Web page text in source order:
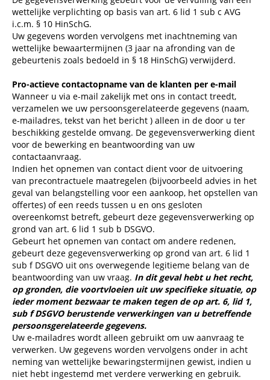
wettelijke verplichting op basis van art. 6 lid 1 sub c AVG
i.c.m. § 10 HinSchG.
Uw gegevens worden vervolgens met inachtneming van
wettelijke bewaartermijnen (3 jaar na afronding van de
gebeurtenis zoals bedoeld in § 18 HinSchG) verwijderd.
Pro-actieve contactopname van de klanten per e-mail
Wanneer u via e-mail zakelijk met ons in contact treedt,
verzamelen we uw persoonsgerelateerde gegevens (naam,
e-mailadres, tekst van het bericht ) alleen in de door u ter
beschikking gestelde omvang. De gegevensverwerking dient
voor de bewerking en beantwoording van uw
contactaanvraag.
Indien het opnemen van contact dient voor de uitvoering
van precontractuele maatregelen (bijvoorbeeld advies in het
geval van belangstelling voor een aankoop, het opstellen van
offertes) of een reeds tussen u en ons gesloten
overeenkomst betreft, gebeurt deze gegevensverwerking op
grond van art. 6 lid 1 sub b DSGVO.
Gebeurt het opnemen van contact om andere redenen,
gebeurt deze gegevensverwerking op grond van art. 6 lid 1
sub f DSGVO uit ons overwegende legitieme belang van de
beantwoording van uw vraag. In dit geval hebt u het recht,
op gronden, die voortvloeien uit uw specifieke situatie, op
ieder moment bezwaar te maken tegen de op art. 6, lid 1,
sub f DSGVO berustende verwerkingen van u betreffende
persoonsgerelateerde gegevens.
Uw e-mailadres wordt alleen gebruikt om uw aanvraag te
verwerken. Uw gegevens worden vervolgens onder in acht
neming van wettelijke bewaringstermijnen gewist, indien u
niet hebt ingestemd met verdere verwerking en gebruik.